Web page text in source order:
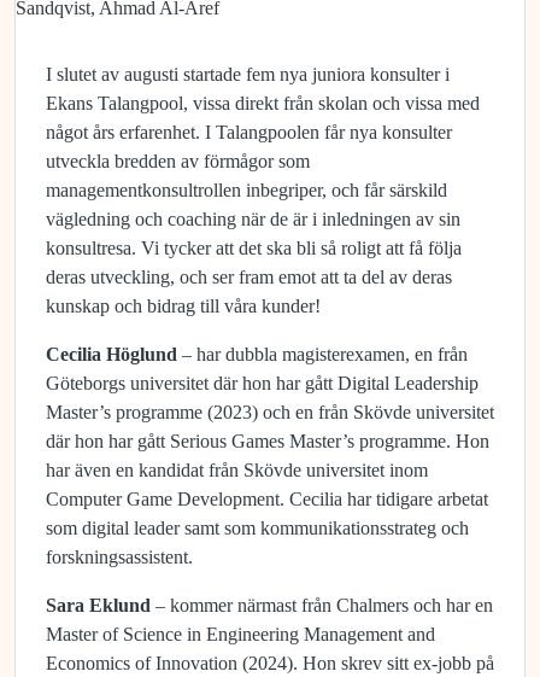
I slutet av augusti startade fem nya juniora konsulter i
Ekans Talangpool, vissa direkt från skolan och vissa med
något års erfarenhet. I Talangpoolen får nya konsulter
utveckla bredden av förmågor som
managementkonsultrollen inbegriper, och får särskild
vägledning och coaching när de är i inledningen av sin
konsultresa. Vi tycker att det ska bli så roligt att få följa
deras utveckling, och ser fram emot att ta del av deras
kunskap och bidrag till våra kunder!
Cecilia Höglund – har dubbla magisterexamen, en från
Göteborgs universitet där hon har gått Digital Leadership
Master’s programme (2023) och en från Skövde universitet
där hon har gått Serious Games Master’s programme. Hon
har även en kandidat från Skövde universitet inom
Computer Game Development. Cecilia har tidigare arbetat
som digital leader samt som kommunikationsstrateg och
forskningsassistent.
Sara Eklund – kommer närmast från Chalmers och har en
Master of Science in Engineering Management and
Economics of Innovation (2024). Hon skrev sitt ex-jobb på